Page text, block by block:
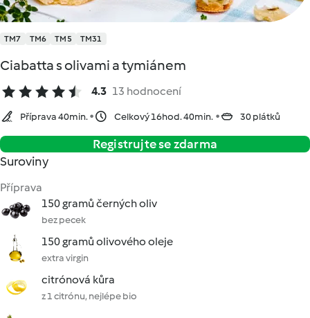
TM7 TM6 TM5 TM31
Ciabatta s olivami a tymiánem
4.3 13 hodnocení
Příprava 40min. Celkový 16hod. 40min. 30 plátků
Registrujte se zdarma
Suroviny
Příprava
150 gramů černých oliv
bez pecek
150 gramů olivového oleje
extra virgin
citrónová kůra
z 1 citrónu, nejlépe bio